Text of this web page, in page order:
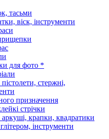
тасьми
віск, інструменти
для фото *
стержні,
призначення
стрічки
аркуші, крапки, квадратики
інструменти